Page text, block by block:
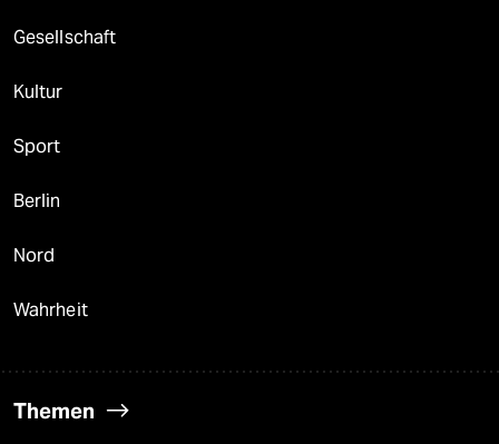
Gesellschaft
Kultur
Sport
Berlin
Nord
Wahrheit
Themen